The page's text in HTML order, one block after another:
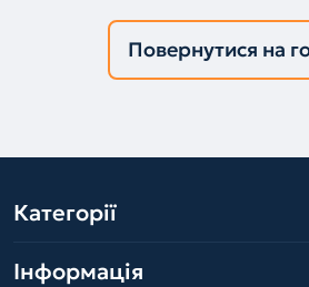
Повернутися на
Категорії
Інформація